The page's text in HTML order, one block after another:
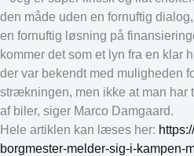
den måde uden en fornuftig
en fornuftig løsning på
kommer det som et lyn fra en klar
der var bekendt med muligheden
strækningen, men ikke at man
af biler, siger Marco Damgaard.
Hele artiklen kan læses her:
borgmester-melder-sig-i-kampen-